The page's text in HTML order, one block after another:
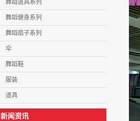
舞蹈道具系列
舞蹈健身系列
舞蹈扇子系列
伞
舞蹈鞋
服装
道具
新闻资讯